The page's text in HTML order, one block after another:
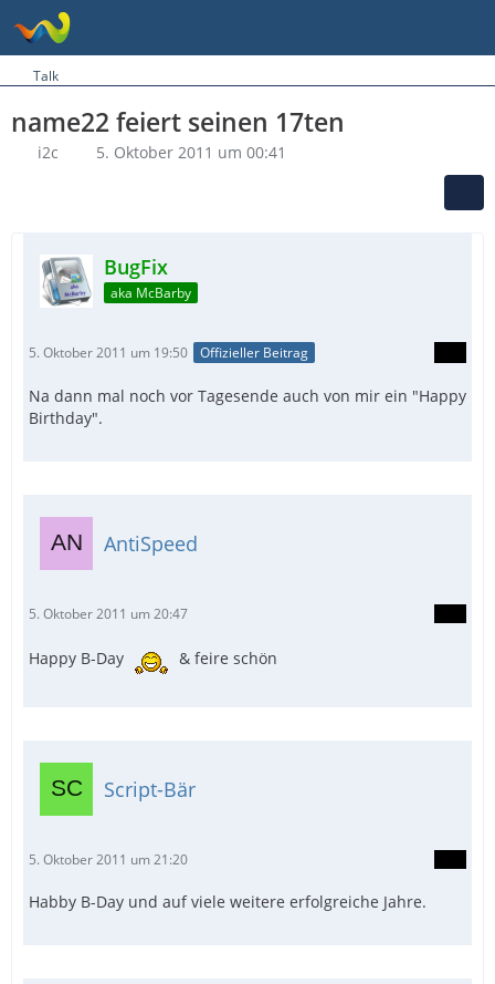
Talk
name22 feiert seinen 17ten
i2c 5. Oktober 2011 um 00:41
BugFix
aka McBarby
5. Oktober 2011 um 19:50 Offizieller Beitrag
Na dann mal noch vor Tagesende auch von mir ein "Happy
Birthday".
AntiSpeed
5. Oktober 2011 um 20:47
Happy B-Day & feire schön
Script-Bär
5. Oktober 2011 um 21:20
Habby B-Day und auf viele weitere erfolgreiche Jahre.